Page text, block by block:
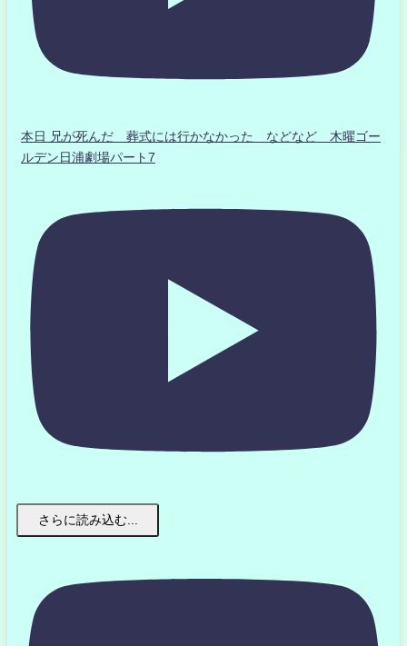
本日 兄が死んだ 葬式には行かなかった などなど 木曜ゴー
ルデン日浦劇場パート7
さらに読み込む...